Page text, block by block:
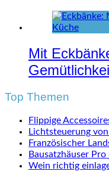
Mit
Top Themen
Flippige
Lichtsteuerung
Französischer
Bausatzhäuser
Wein richtig